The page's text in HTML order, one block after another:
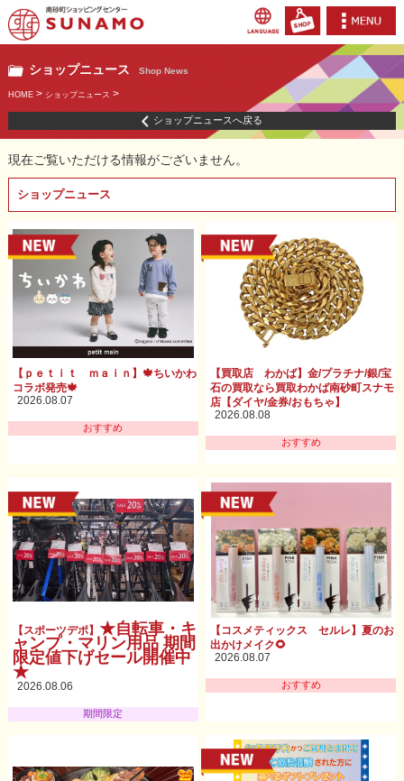
ショップニュース Shop News
HOME> ショップニュース >
ショップニュースへ戻る
現在ご覧いただける情報がございません。
ショップニュース
【ｐｅｔｉｔ ｍａｉｎ】🍁ちいかわ
コラボ発売🍁
2026.08.07
おすすめ
【買取店 わかば】金/プラチナ/銀/宝
石の買取なら買取わかば南砂町スナモ
店【ダイヤ/金券/おもちゃ】
2026.08.08
おすすめ
【スポーツデポ】 ★自転車・キ
ャンプ・マリン用品 期間
限定値下げセール開催中
★
2026.08.06
期間限定
【コスメティックス セルレ】夏のお
出かけメイク🌻
2026.08.07
おすすめ